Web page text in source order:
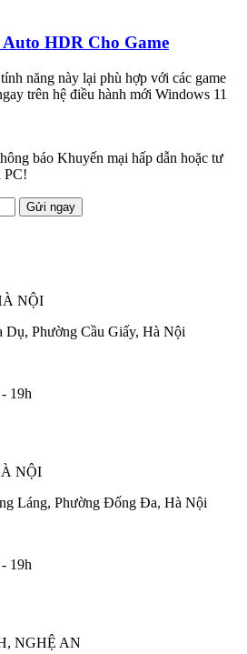
HDR Cho Game
năng này lại phù hợp với các game
trên hệ điều hành mới Windows 11
báo Khuyến mại hấp dẫn hoặc tư
PC!
Gửi ngay
NỘI
Dụ, Phường Cầu Giấy, Hà Nội
19h
NỘI
Láng, Phường Đống Đa, Hà Nội
19h
NGHỆ AN